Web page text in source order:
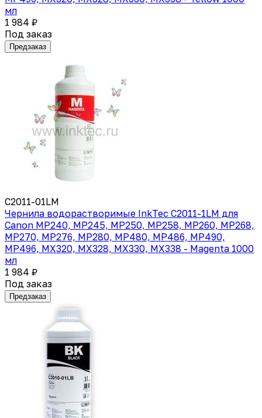
мл
1 984 ₽
Под заказ
Предзаказ
C2011-01LM
Чернила водорастворимые InkTec C2011-1LM для
Canon MP240, MP245, MP250, MP258, MP260, MP268,
MP270, MP276, MP280, MP480, MP486, MP490,
MP496, MX320, MX328, MX330, MX338 - Magenta 1000
мл
1 984 ₽
Под заказ
Предзаказ